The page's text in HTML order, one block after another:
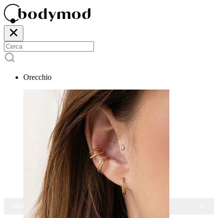
Orecchio
-15% SU TUTTI I GIOIELLI